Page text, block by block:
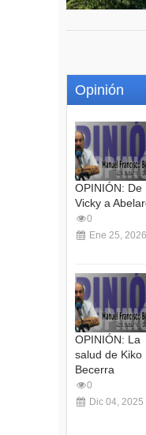
Opinión
OPINIÓN: De
Vicky a
0
Ene 25, 2026
OPINIÓN: La
salud de Kiko
Becerra
0
Dic 04, 2025